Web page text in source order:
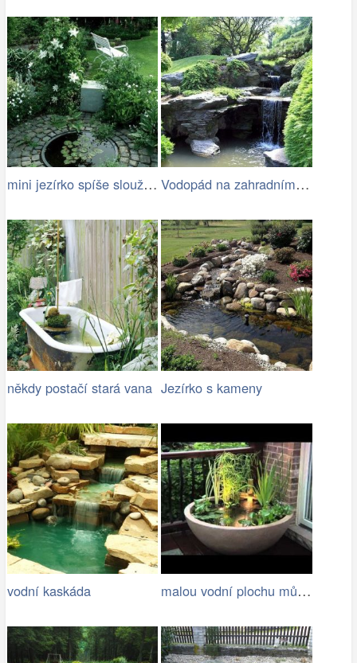
mini jezírko spíše slouží jako pítko… Vodopád na zahradním jezírku
někdy postačí stará vana Jezírko s kameny
vodní kaskáda malou vodní plochu můžete mít i na…